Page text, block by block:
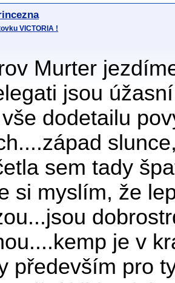
VICTORIA !
Murter
jsou
dodetailu
sem tady
si myslím, že
je v
především pro